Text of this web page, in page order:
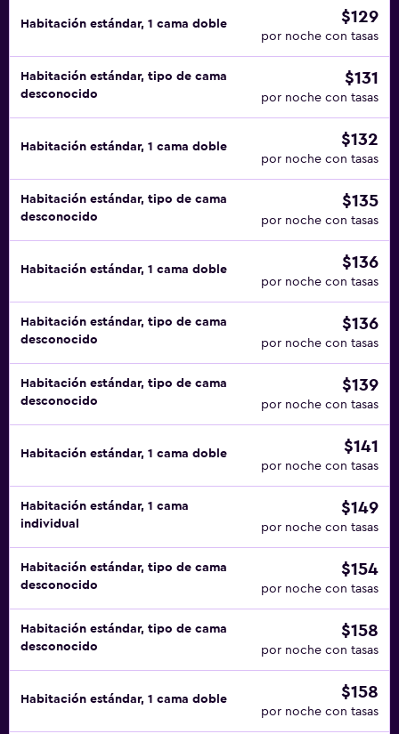
Habitación estándar, 1 cama doble $129
por noche con tasas
Habitación estándar, tipo de cama
desconocido
$131
por noche con tasas
Habitación estándar, 1 cama doble $132
por noche con tasas
Habitación estándar, tipo de cama
desconocido
$135
por noche con tasas
Habitación estándar, 1 cama doble $136
por noche con tasas
Habitación estándar, tipo de cama
desconocido
$136
por noche con tasas
Habitación estándar, tipo de cama
desconocido
$139
por noche con tasas
Habitación estándar, 1 cama doble $141
por noche con tasas
Habitación estándar, 1 cama
individual
$149
por noche con tasas
Habitación estándar, tipo de cama
desconocido
$154
por noche con tasas
Habitación estándar, tipo de cama
desconocido
$158
por noche con tasas
Habitación estándar, 1 cama doble $158
por noche con tasas